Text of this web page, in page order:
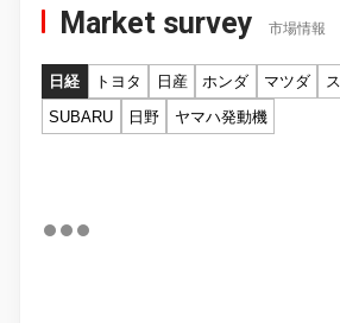
Market survey 市場情報
日経 トヨタ 日産 ホンダ マツダ
SUBARU
日野 ヤマハ発動機